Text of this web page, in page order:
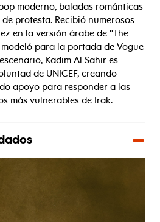
moderno, baladas románticas
protesta. Recibió numerosos
en la versión árabe de "The
para la portada de Vogue
Kadim Al Sahir es
de UNICEF, creando
apoyo para responder a las
más vulnerables de Irak.